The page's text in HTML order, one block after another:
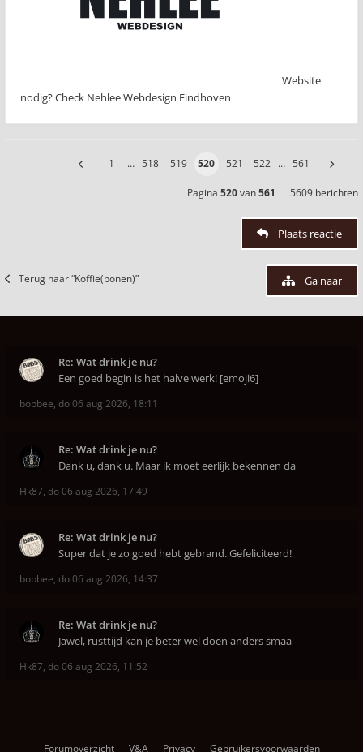
Website
nodig? Check Nehlee Webdesign Eindhoven
1 … 518 519 520 521 522 … 561
Pagina 520van561 5609 berichten
Plaats reactie
Terug naar “Koffie(bonen)” Ga naar
Re: Wat drink je nu?
Een goed begin is het halve werk! [emoji6]
bobbee, do 06 aug 2026, 18:11
Re: Wat drink je nu?
Dank u, dank u. Maar ik moet eerlijk bekennen da
Hk87, do 06 aug 2026, 17:49
Re: Wat drink je nu?
Super dat je zo goed hebt gebrand. Gefeliciteerd!
bobbee, do 06 aug 2026, 14:37
Re: Wat drink je nu?
Jawel, rusttijd kan je beter wel doen anders smaa
Hk87, do 06 aug 2026, 11:52
Forumoverzicht V&A Privacy Gebruikersvoorwaarden